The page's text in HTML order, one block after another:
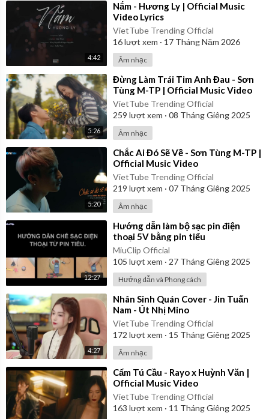
4:42
⁣Nắm - Hương Ly | Official Music
Video Lyrics
VietTube Trending Official
16lượt xem · 17 Tháng Năm 2026
Âm nhạc
5:26
⁣Đừng Làm Trái Tim Anh Đau - Sơn
Tùng M-TP | Official Music Video
VietTube Trending Official
259 lượt xem · 08 Tháng Giêng 2025
Âm nhạc
5:20
⁣Chắc Ai Đó Sẽ Về - Sơn Tùng M-TP |
Official Music Video
VietTube Trending Official
219 lượt xem · 07 Tháng Giêng 2025
Âm nhạc
12:27
⁣Hướng dẫn làm bộ sạc pin điện
thoại 5V bằng pin tiểu
MiuClip Official
105 lượt xem · 27 Tháng Giêng 2025
Hướng dẫn và Phong cách
4:27
⁣Nhân Sinh Quán Cover - Jin Tuấn
Nam - Út Nhị Mino
VietTube Trending Official
172 lượt xem · 15 Tháng Giêng 2025
Âm nhạc
⁣Cẩm Tú Cầu - Rayo x Huỳnh Văn |
Official Music Video
VietTube Trending Official
163 lượt xem · 11 Tháng Giêng 2025